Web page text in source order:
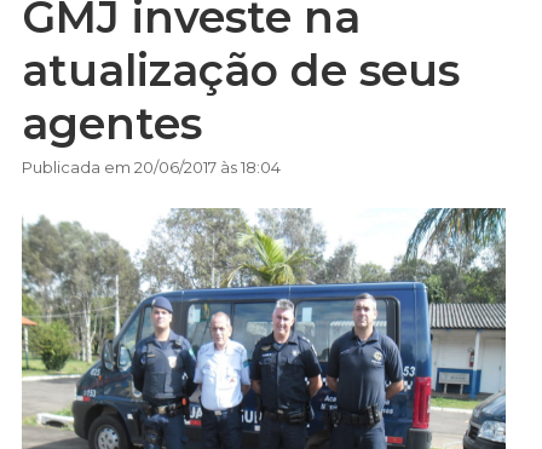
GMJ investe na
atualização de seus
agentes
Publicada em 20/06/2017 às 18:04